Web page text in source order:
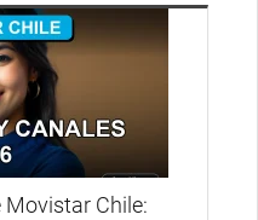
Chile: